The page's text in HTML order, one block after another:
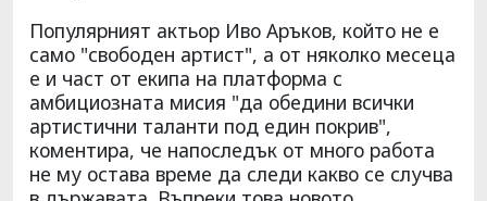
Популярният актьор Иво Аръков, който не е
само "свободен артист", а от няколко месеца
е и част от екипа на платформа с
амбициозната мисия "да обедини всички
артистични таланти под един покрив",
коментира, че напоследък от много работа
не му остава време да следи какво се случва